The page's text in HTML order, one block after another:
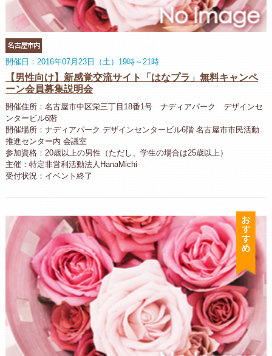
名古屋市内
開催日：2016年07月23日（土）19時～21時
【男性向け】新感覚交流サイト「はなプラ」無料キャンペ
ーン会員募集説明会
開催住所：名古屋市中区栄三丁目18番1号 ナディアパーク デザインセ
ンタービル6階
開催場所：ナディアパーク デザインセンタービル6階 名古屋市市民活動
推進センター内 会議室
参加資格：20歳以上の男性（ただし、学生の場合は25歳以上）
主催：特定非営利活動法人HanaMichi
受付状況：イベント終了
お